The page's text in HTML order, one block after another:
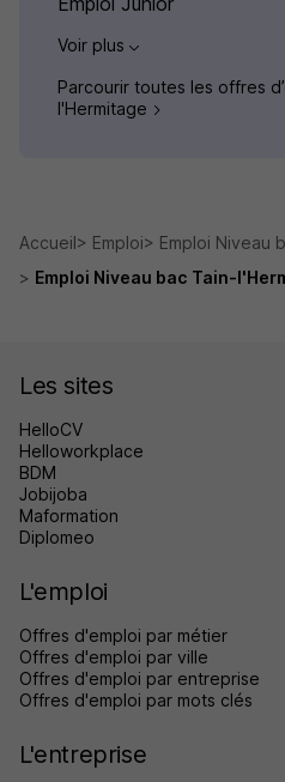
Voir plus
Parcourir toutes les offres
l'Hermitage
Accueil Emploi
Emploi Niveau
Emploi Niveau bac Tain-
Les sites
HelloCV
Helloworkplace
BDM
Jobijoba
Maformation
Diplomeo
L'emploi
Offres d'emploi par métier
Offres d'emploi par ville
Offres d'emploi par entreprise
Offres d'emploi par mots clés
L'entreprise